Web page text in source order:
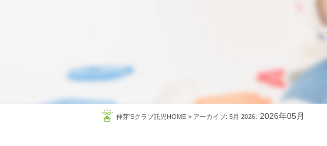
伸芽'Sクラブ託児HOME > アーカイブ: 5月 2026: 2026年05月